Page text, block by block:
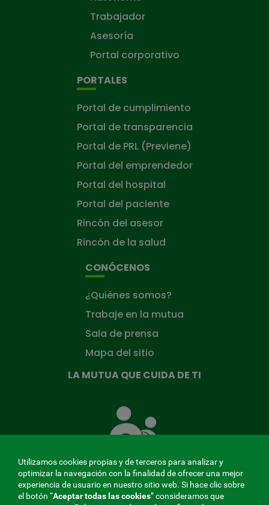
Trabajador
Asesoría
Portal corporativo
PORTALES
Portal de cumplimiento
Portal de transparencia
Portal de PRL (Previene)
Portal del emprendedor
Portal del hospital
Portal del paciente
Rincón del asesor
Rincón de la salud
CONÓCENOS
¿Quiénes somos?
Trabaje en la mutua
Sala de prensa
Mapa del sitio
LA MUTUA QUE CUIDA DE TI
Mutua
que
ti
Utilizamos cookies propias y de terceros para analizar y
optimizar la navegación con la finalidad de ofrecer una mejor
experiencia de usuario en nuestro sitio web. Si hace clic sobre
el botón “Aceptar todas las cookies” consideramos que